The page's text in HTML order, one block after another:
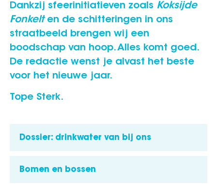
Dankzij sfeerinitiatieven zoals Koksijde
Fonkelten de schitteringen in ons
straatbeeld brengen wij een
boodschap van hoop. Alles komt goed.
De redactie wenst je alvast het beste
voor het nieuwe jaar.
Tope Sterk.
Dossier: drinkwater van bij ons
Bomen en bossen